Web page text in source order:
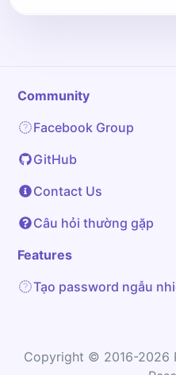
Community
Facebook Group
GitHub
Contact Us
Câu hỏi thường gặp
Features
Tạo password ngẫu
Copyright © 2016-2026